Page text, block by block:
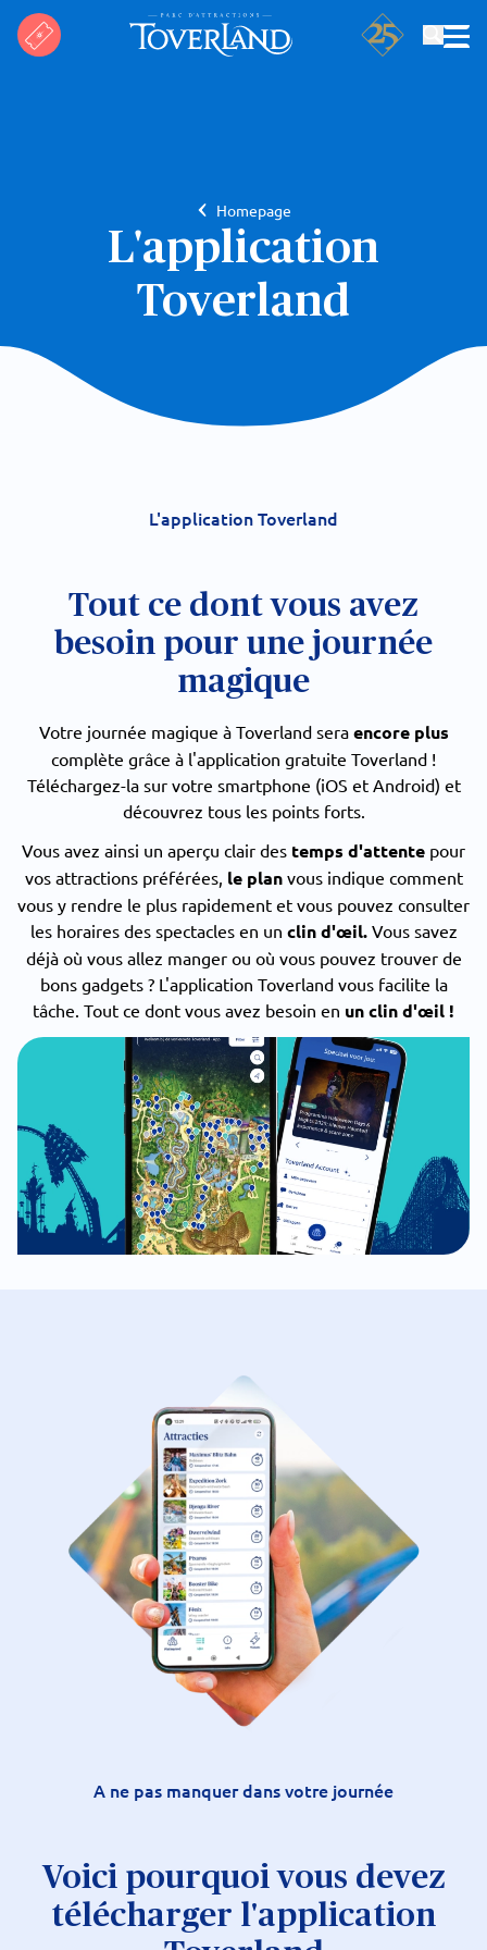
Homepage
L'application
Toverland
L'application Toverland
Tout ce dont vous avez
besoin pour une journée
magique
Votre journée magique à Toverland sera encore plus
complète grâce à l'application gratuite Toverland !
Téléchargez-la sur votre smartphone (iOS et Android) et
découvrez tous les points forts.
Vous avez ainsi un aperçu clair des temps d'attente pour
vos attractions préférées, le plan vous indique comment
vous y rendre le plus rapidement et vous pouvez consulter
les horaires des spectacles en un clin d'œil.Vous savez
déjà où vous allez manger ou où vous pouvez trouver de
bons gadgets ? L'application Toverland vous facilite la
tâche. Tout ce dont vous avez besoin en un clin d'œil !
A ne pas manquer dans votre journée
Voici pourquoi vous devez
télécharger l'application